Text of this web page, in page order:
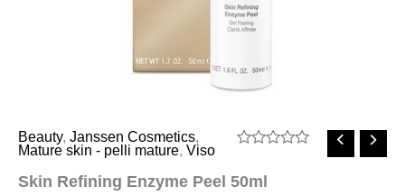
su
Beauty, Janssen Cosmetics,
Mature skin - pelli mature, Viso
Skin Refining Enzyme Peel 50ml